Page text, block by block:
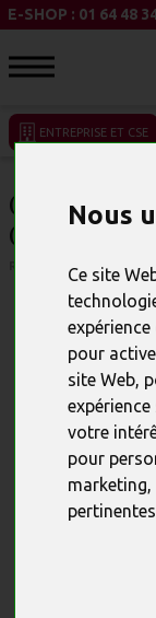
Nous
Ce site
pour
site Web,
votre
pour
marketing,
E-SHOP : 01 64 48
ENTREPRISE ET CSE
RÉFÉRENCE : 23572